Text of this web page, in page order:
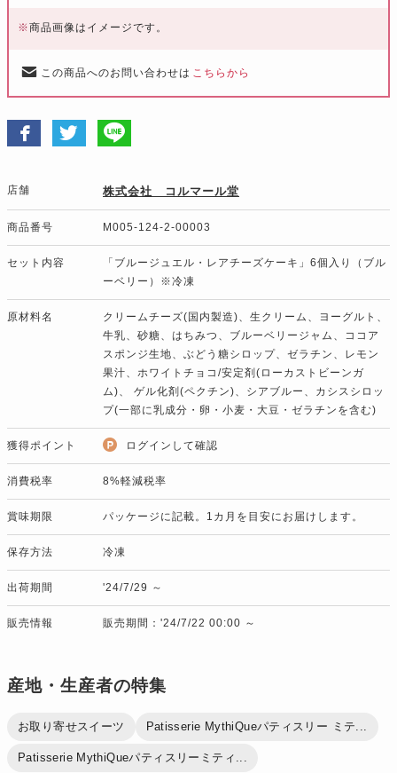
※商品画像はイメージです。
この商品へのお問い合わせは こちらから
店舗 株式会社 コルマール堂
商品番号 M005-124-2-00003
セット内容
「ブルージュエル・レアチーズケーキ」6個入り（ブル
ーベリー）※冷凍
原材料名
クリームチーズ(国内製造)、生クリーム、ヨーグルト、
牛乳、砂糖、はちみつ、ブルーベリージャム、ココア
スポンジ生地、ぶどう糖シロップ、ゼラチン、レモン
果汁、ホワイトチョコ/安定剤(ローカストビーンガ
ム)、 ゲル化剤(ペクチン)、シアブルー、カシスシロッ
プ(一部に乳成分・卵・小麦・大豆・ゼラチンを含む)
獲得ポイント ログインして確認
消費税率 8%軽減税率
賞味期限 パッケージに記載。1カ月を目安にお届けします。
保存方法 冷凍
出荷期間 '24/7/29 ～
販売情報 販売期間：'24/7/22 00:00 ～
産地・生産者の特集
お取り寄せスイーツ Patisserie MythiQueパティスリー ミテ...
Patisserie MythiQueパティスリーミティ...